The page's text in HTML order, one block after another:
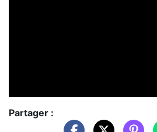
Partager :